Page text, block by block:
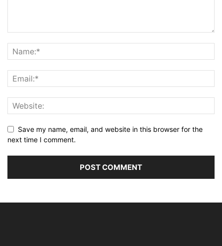
Save my name, email, and website in this browser for the
next time I comment.